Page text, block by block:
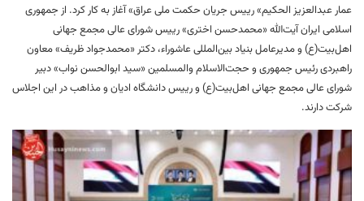
عمار عبدالعزیز الحکیم» رییس جریان حکمت ملی عراق» آغاز به کار کرد. از جمهوری
اسلامی ایران آیت‌الله «محمدحسن اختری» رییس شورای عالی مجمع جهانی
اهل‌بیت(ع) و مدیرعامل بنیاد بین‌المللی عاشوراء، دکتر «محمدجواد ظریف» معاون
راهبردی رئیس جمهوری و حجت‌الاسلام والمسلمین «سید ابوالحسن نواب» دبیر
شورای عالی مجمع جهانی اهل‌بیت(ع) و رییس دانشگاه ادیان و مذاهب در این اجلاس
شرکت دارند.